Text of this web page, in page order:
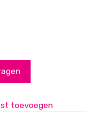
toevoegen